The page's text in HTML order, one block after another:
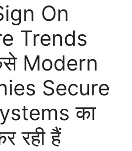
On
Trends
Modern
Secure
का
रही हैं